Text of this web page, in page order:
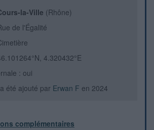
la-Ville (Rhône)
de l'Égalité
4.320432°E
: oui
été ajouté par Erwan F en 2024
complémentaires